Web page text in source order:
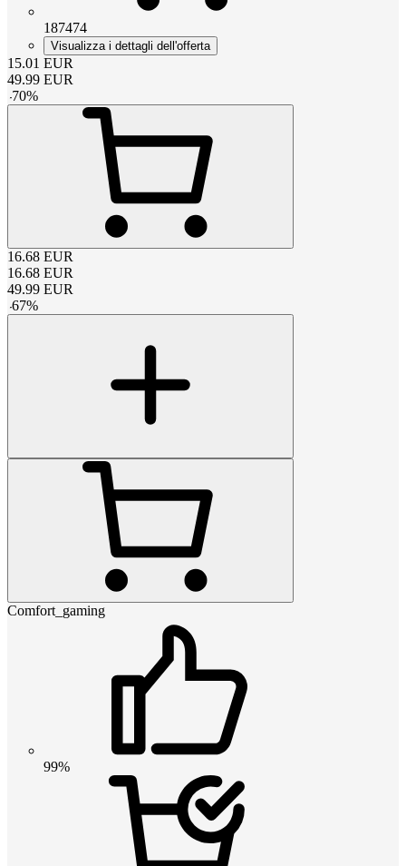
187474
Visualizza i dettagli dell'offerta
15.01 EUR
49.99 EUR
-70%
16.68 EUR
16.68 EUR
49.99 EUR
-67%
Comfort_gaming
99%